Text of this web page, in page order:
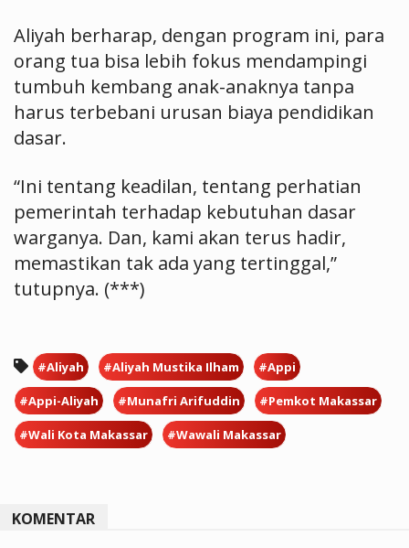
Aliyah berharap, dengan program ini, para
orang tua bisa lebih fokus mendampingi
tumbuh kembang anak-anaknya tanpa
harus terbebani urusan biaya pendidikan
dasar.
“Ini tentang keadilan, tentang perhatian
pemerintah terhadap kebutuhan dasar
warganya. Dan, kami akan terus hadir,
memastikan tak ada yang tertinggal,”
tutupnya. (***)
#Aliyah #Aliyah Mustika Ilham #Appi
#Appi-Aliyah #Munafri Arifuddin #Pemkot Makassar
#Wali Kota Makassar #Wawali Makassar
KOMENTAR